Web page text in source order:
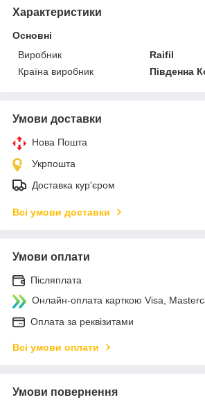
Характеристики
Основні
Виробник
Raifil
Країна виробник
Південна
Умови доставки
Нова Пошта
Укрпошта
Доставка кур'єром
Всі умови доставки
Умови оплати
Післяплата
Онлайн-оплата карткою Visa,
Оплата за реквізитами
Всі умови оплати
Умови повернення